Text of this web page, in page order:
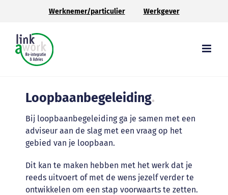
Werknemer/particulier Werkgever
Loopbaanbegeleiding.
Bij loopbaanbegeleiding ga je samen met een
adviseur aan de slag met een vraag op het
gebied van je loopbaan.
Dit kan te maken hebben met het werk dat je
reeds uitvoert of met de wens jezelf verder te
ontwikkelen om een stap voorwaarts te zetten.